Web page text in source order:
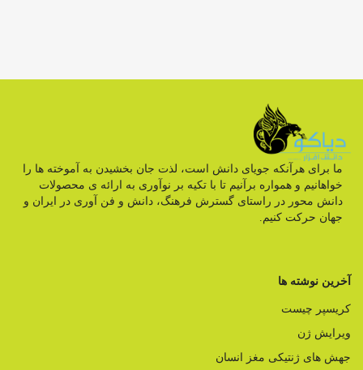
ما برای هرآنکه جویای دانش است، لذت جان بخشیدن به آموخته ها را
خواهانیم و همواره برآنیم تا با تکیه بر نوآوری به ارائه ی محصولات
دانش محور در راستای گسترش فرهنگ، دانش و فن آوری در ایران و
جهان حرکت کنیم.
آخرین نوشته ها
کریسپر چیست
ویرایش ژن
جهش های ژنتیکی مغز انسان